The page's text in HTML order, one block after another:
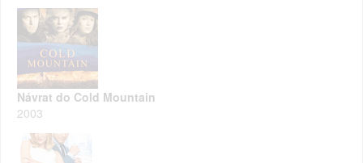
Návrat do Cold Mountain
2003